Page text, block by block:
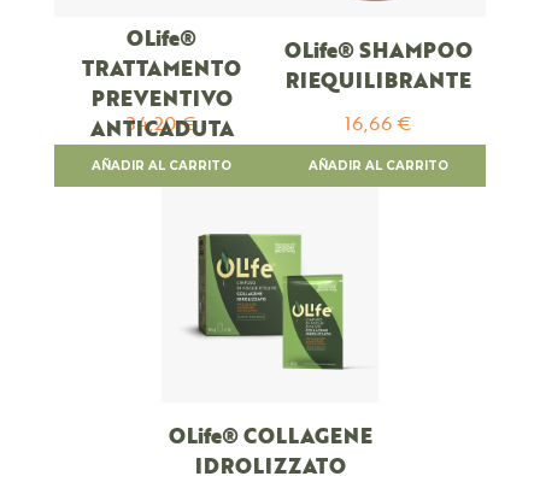
OLife®
TRATTAMENTO
PREVENTIVO
ANTICADUTA
34,20 €
AÑADIR AL CARRITO
OLife® SHAMPOO
RIEQUILIBRANTE
16,66 €
AÑADIR AL CARRITO
OLife® COLLAGENE
IDROLIZZATO